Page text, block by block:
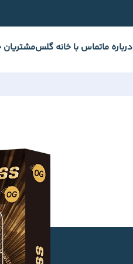
درباره ماتماس با خانه گلس